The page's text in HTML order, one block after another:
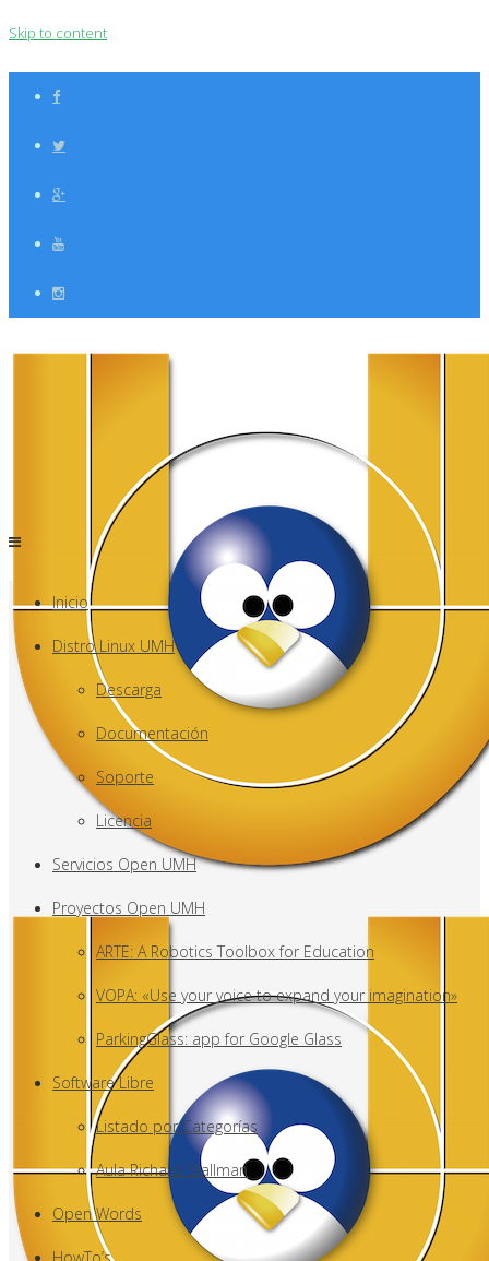
Skip to content
Inicio
Distro Linux UMH
Descarga
Documentación
Soporte
Licencia
Servicios Open UMH
Proyectos Open UMH
ARTE: A Robotics Toolbox for Education
VOPA: «Use your voice to expand your imagination»
ParkingGlass: app for Google Glass
Software Libre
Listado por Categorías
Aula Richard Stallman
Open Words